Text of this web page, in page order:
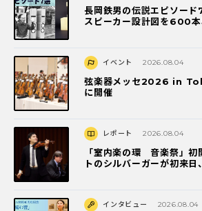
長岡鉄男の伝説エピソード
スピーカー設計図を600
イベント 2026.08.04
弦楽器メッセ2026 in
に開催
レポート 2026.08.04
「室内楽の環 音楽祭」初
トのシルバーガーが初来
インタビュー 2026.08.04